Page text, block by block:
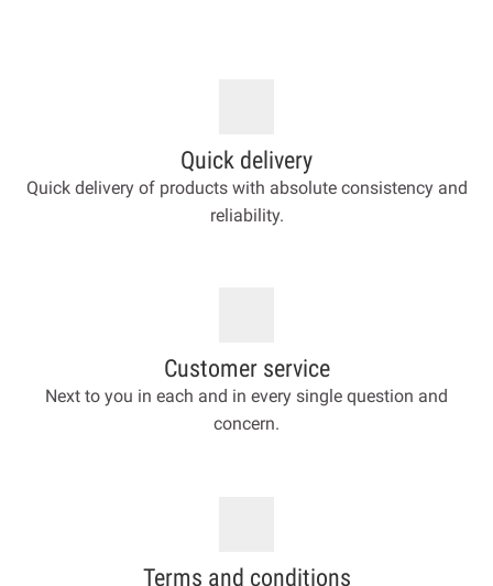
Quick delivery
Quick delivery of products with absolute consistency and
reliability.
Customer service
Next to you in each and in every single question and
concern.
Terms and conditions